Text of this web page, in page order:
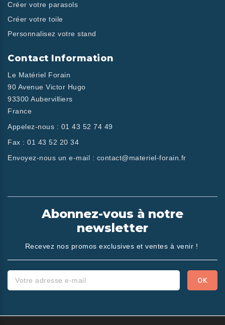
Créer votre parasols
Créer votre toile
Personnalisez votre stand
Contact Information
Le Matériel Forain
90 Avenue Victor Hugo
93300 Aubervilliers
France
Appelez-nous : 01 43 52 74 49
Fax : 01 43 52 20 34
Envoyez-nous un e-mail : contact@materiel-forain.fr
Abonnez-vous à notre
newsletter
Recevez nos promos exclusives et ventes à venir !